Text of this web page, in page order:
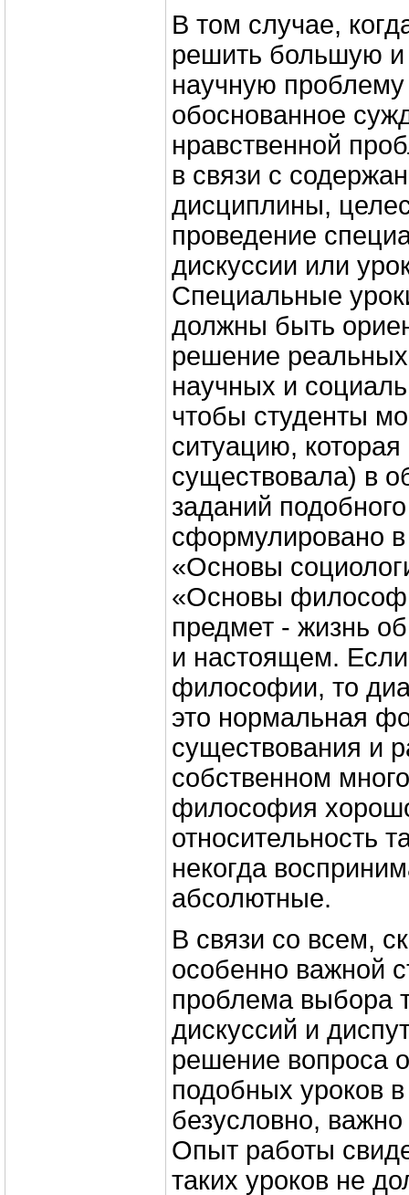
В том случае,
решить большую и
научную
обоснованное
нравственной
в связи с
дисциплины,
проведение
дискуссии или
Специальные
должны быть
решение
научных и
чтобы студенты
ситуацию,
существовала) в
заданий
сформулировано
«Основы
«Основы
предмет - жизнь
и настоящем. Если
философии, то
это нормальная
существования и
собственном
философия
относительность
некогда
абсолютные.
В связи со всем,
особенно важной
проблема выбора
дискуссий и
решение вопроса
подобных уроков
безусловно,
Опыт работы
таких уроков не